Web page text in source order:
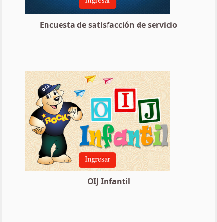
Encuesta de satisfacción de servicio
OIJ Infantil